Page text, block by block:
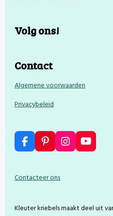
Volg ons!
Contact
Algemene voorwaarden
Privacybeleid
F
a
e
b
k
P
i
e
s
I
n
a
Y
o
Contacteer ons
Kleuter kriebels maakt deel uit